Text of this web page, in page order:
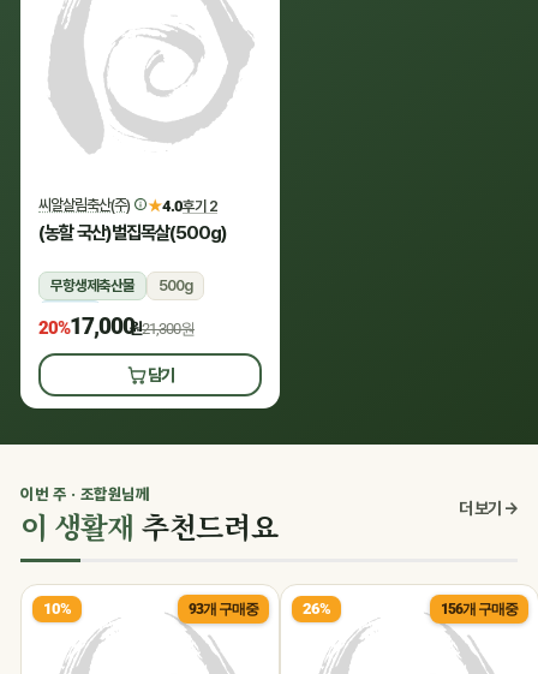
씨알살림축산(주) ★4.0후기 2
(농할 국산)벌집목살(500g)
무항생제축산물
500g
냉장
20%17,000원21,300원
담기
이번 주 · 조합원님께
이 생활재 추천드려요 더 보기 →
10% 93개 구매중 26% 156개 구매중